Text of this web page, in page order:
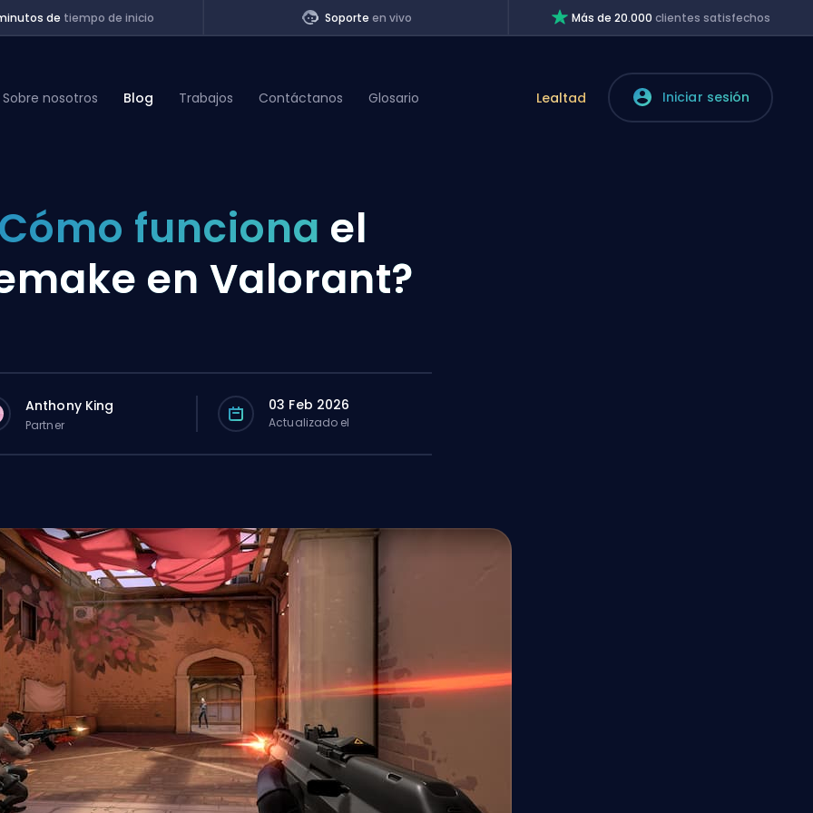
de tiempo de inicio Soporteen vivo Más de 20.000clientes satisfechos
Sobre nosotros Blog Trabajos Contáctanos Glosario Lealtad Iniciar sesión
funciona el
en Valorant?
Anthony King
Partner
03 Feb 2026
Actualizado el